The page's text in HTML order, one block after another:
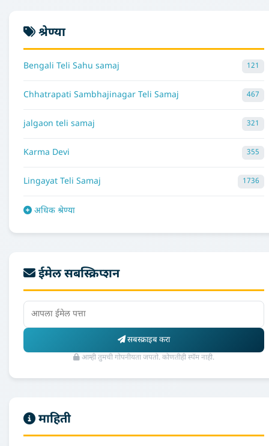
श्रेण्या
Bengali Teli Sahu samaj 121
Chhatrapati Sambhajinagar Teli Samaj 467
jalgaon teli samaj 321
Karma Devi 355
Lingayat Teli Samaj 1736
अधिक श्रेण्या
ईमेल सबस्क्रिप्शन
सबस्क्राइब करा
आम्ही तुमची गोपनीयता जपतो. कोणतीही स्पॅम नाही.
माहिती